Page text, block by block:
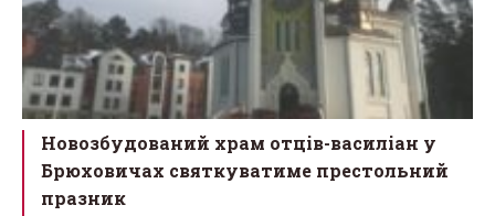
Новозбудований храм отців-василіан у
Брюховичах святкуватиме престольний
празник